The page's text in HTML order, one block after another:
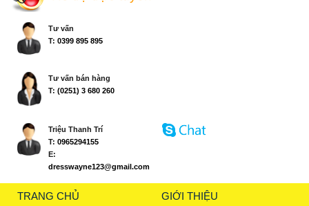
Tư vấn
T: 0399 895 895
Tư vấn bán hàng
T: (0251) 3 680 260
Triệu Thanh Trí
T: 0965294155
E:
dresswayne123@gmail.com
TRANG CHỦ GIỚI THIỆU